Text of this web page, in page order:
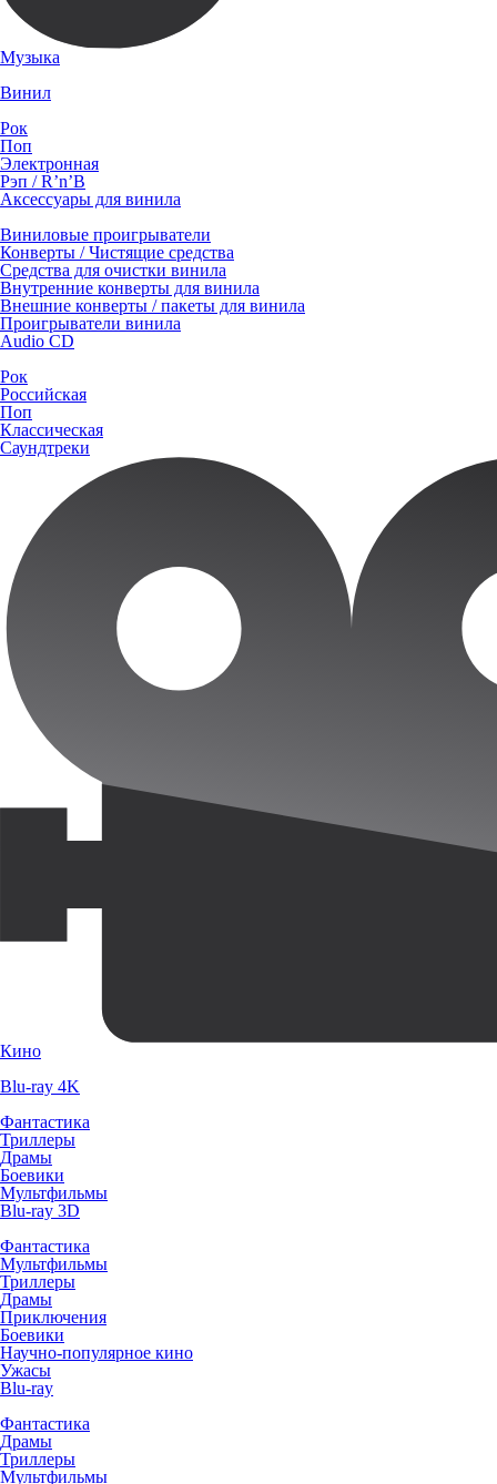
Музыка
Винил
Рок
Поп
Электронная
Рэп / R’n’B
Аксессуары для винила
Виниловые проигрыватели
Конверты / Чистящие средства
Средства для очистки винила
Внутренние конверты для винила
Внешние конверты / пакеты для винила
Проигрыватели винила
Audio CD
Рок
Российская
Поп
Классическая
Саундтреки
Кино
Blu-ray 4K
Фантастика
Триллеры
Драмы
Боевики
Мультфильмы
Blu-ray 3D
Фантастика
Мультфильмы
Триллеры
Драмы
Приключения
Боевики
Научно-популярное кино
Ужасы
Blu-ray
Фантастика
Драмы
Триллеры
Мультфильмы